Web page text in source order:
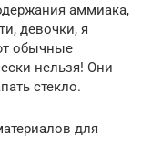
аммиака,
девочки, я
обычные
нельзя! Они
стекло.
для